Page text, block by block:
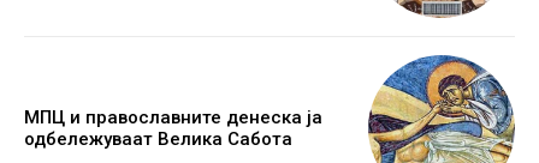
МПЦ и православните денеска ја
одбележуваат Велика Сабота